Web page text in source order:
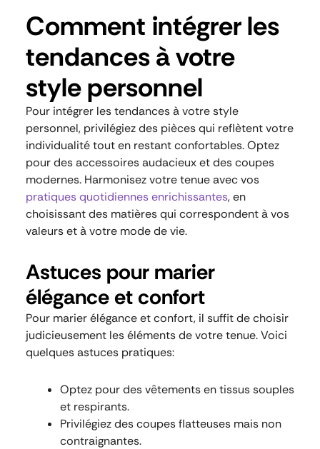
Comment intégrer les
tendances à votre
style personnel
Pour intégrer les tendances à votre style
personnel, privilégiez des pièces qui reflètent votre
individualité tout en restant confortables. Optez
pour des accessoires audacieux et des coupes
modernes. Harmonisez votre tenue avec vos
pratiques quotidiennes enrichissantes, en
choisissant des matières qui correspondent à vos
valeurs et à votre mode de vie.
Astuces pour marier
élégance et confort
Pour marier élégance et confort, il suffit de choisir
judicieusement les éléments de votre tenue. Voici
quelques astuces pratiques:
Optez pour des vêtements en tissus souples
et respirants.
Privilégiez des coupes flatteuses mais non
contraignantes.